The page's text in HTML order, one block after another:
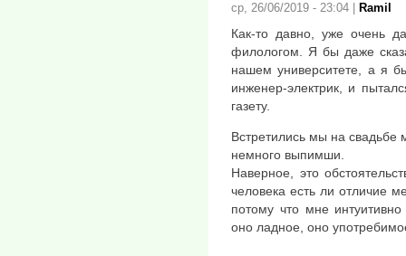
ср, 26/06/2019 - 23:04 Ramil
Как-то давно, уже очень
филологом. Я бы даже
нашем университете, а я
инженер-электрик, и
газету.
Встретились мы на свадьбе
немного выпимши.
Наверное, это
человека есть ли отличие
потому что мне
оно ладное, оно